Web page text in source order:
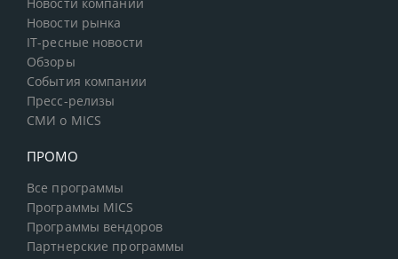
Новости компании
Новости рынка
IT-ресные новости
Обзоры
События компании
Пресс-релизы
СМИ о MICS
ПРОМО
Все программы
Программы MICS
Программы вендоров
Партнерские программы